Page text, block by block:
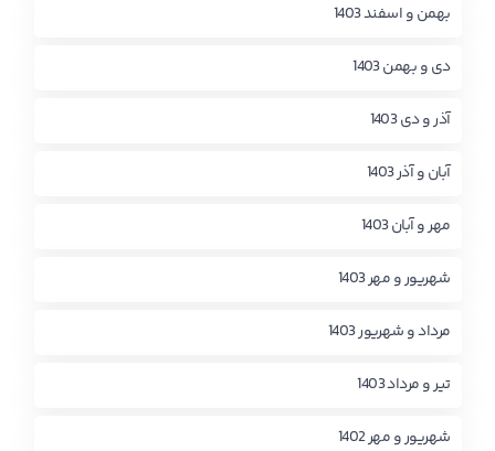
بهمن و اسفند 1403
دی و بهمن 1403
آذر و دی 1403
آبان و آذر 1403
مهر و آبان 1403
شهریور و مهر 1403
مرداد و شهریور 1403
تیر و مرداد 1403
شهریور و مهر 1402